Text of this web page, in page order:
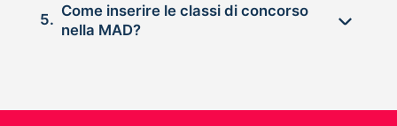
5.
Come inserire le classi di concorso
nella MAD?